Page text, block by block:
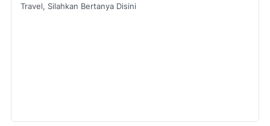
Travel, Silahkan Bertanya Disini